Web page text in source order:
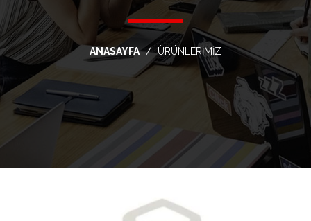
ANASAYFA ÜRÜNLERİMİZ